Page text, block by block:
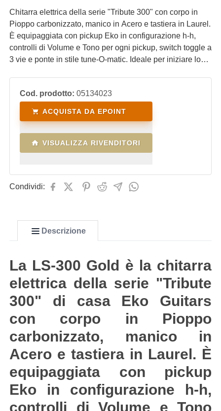
Chitarra elettrica della serie "Tribute 300" con corpo in
Pioppo carbonizzato, manico in Acero e tastiera in Laurel.
È equipaggiata con pickup Eko in configurazione h-h,
controlli di Volume e Tono per ogni pickup, switch toggle a
3 vie e ponte in stile tune-O-matic. Ideale per iniziare lo
prezzo/qualità.
Cod. prodotto: 05134023
ACQUISTA DA EPOINT
VISUALIZZA RIVENDITORI
Condividi:
Descrizione
La LS-300 Gold è la chitarra
elettrica della serie "Tribute
300" di casa Eko Guitars
con corpo in Pioppo
carbonizzato, manico in
Acero e tastiera in Laurel. È
equipaggiata con pickup
Eko in configurazione h-h,
controlli di Volume e Tono